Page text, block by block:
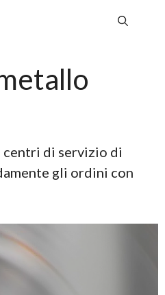
centri di servizio di
gli ordini con